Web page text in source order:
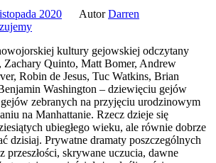
2020 AutorDarren
kultury gejowskiej odczytany
Zachary Quinto, Matt Bomer, Andrew
Robin de Jesus, Tuc Watkins, Brian
Washington – dziewięciu gejów
zebranych na przyjęciu urodzinowym
na Manhattanie. Rzecz dzieje się
ubiegłego wieku, ale równie dobrze
dzisiaj. Prywatne dramaty poszczególnych
przeszłości, skrywane uczucia, dawne